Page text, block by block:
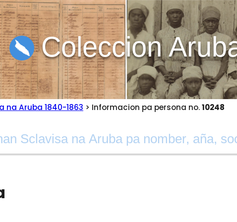
Coleccion
na Aruba 1840-1863 > Informacion pa persona no.10248